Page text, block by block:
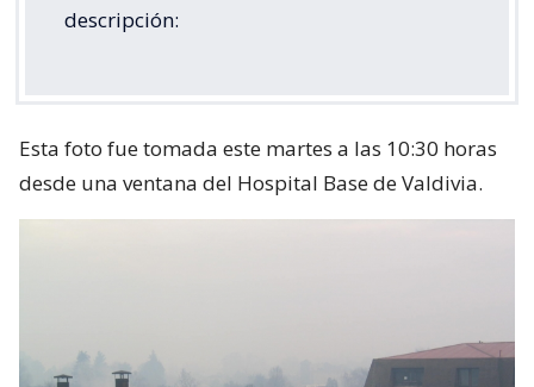
descripción:
Esta foto fue tomada este martes a las 10:30 horas
desde una ventana del Hospital Base de Valdivia.